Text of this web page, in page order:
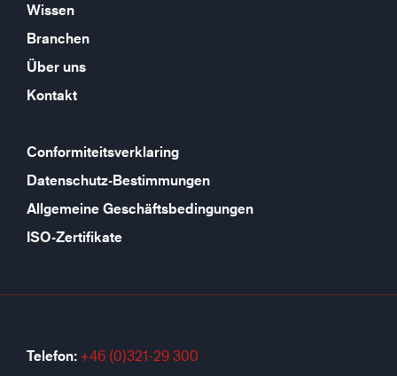
Wissen
Branchen
Über uns
Kontakt
Conformiteitsverklaring
Datenschutz-Bestimmungen
Allgemeine Geschäftsbedingungen
ISO-Zertifikate
Telefon: +46 (0)321-29 300